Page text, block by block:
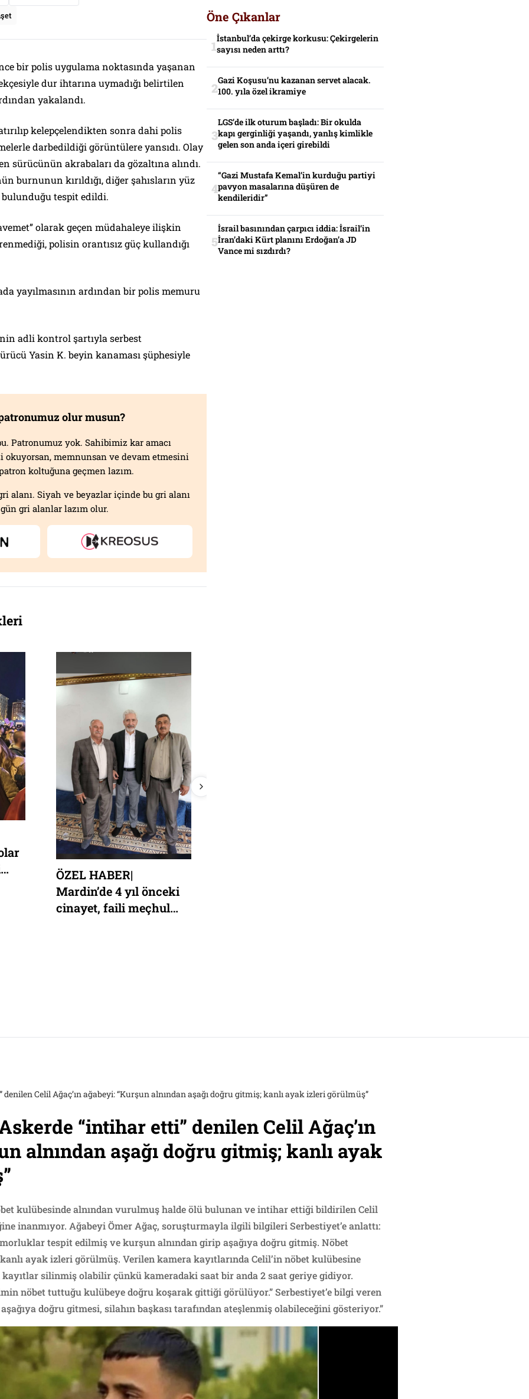
bir polis uygulama noktasında yaşanan
dur ihtarına uymadığı belirtilen
yakalandı.
kelepçelendikten sonra dahi polis
darbedildiği görüntülere yansıdı. Olay
sürücünün akrabaları da gözaltına alındı.
burnunun kırıldığı, diğer şahısların yüz
tespit edildi.
olarak geçen müdahaleye ilişkin
polisin orantısız güç kullandığı
yayılmasının ardından bir polis memuru
adli kontrol şartıyla serbest
Yasin K. beyin kanaması şüphesiyle
olur musun?
Patronumuz yok. Sahibimiz kar amacı
okuyorsan, memnunsan ve devam etmesini
koltuğuna geçmen lazım.
alanı. Siyah ve beyazlar içinde bu gri alanı
gri alanlar lazım olur.
ÖZEL HABER|
Mardin’de 4 yıl önceki
cinayet, faili meçhul
Öne Çıkanlar
İstanbul’da çekirge korkusu: Çekirgelerin
sayısı neden arttı?
Gazi Koşusu’nu kazanan servet alacak.
100. yıla özel ikramiye
LGS’de ilk oturum başladı: Bir okulda
kapı gerginliği yaşandı, yanlış kimlikle
gelen son anda içeri girebildi
“Gazi Mustafa Kemal’in kurduğu partiyi
pavyon masalarına düşüren de
kendileridir”
İsrail basınından çarpıcı iddia: İsrail’in
İran’daki Kürt planını Erdoğan’a JD
Vance mi sızdırdı?
denilen Celil Ağaç’ın ağabeyi: “Kurşun alnından aşağı doğru gitmiş; kanlı ayak izleri görülmüş”
“intihar etti” denilen Celil Ağaç’ın
alnından aşağı doğru gitmiş; kanlı ayak
kulübesinde alnından vurulmuş halde ölü bulunan ve intihar ettiği bildirilen Celil
inanmıyor. Ağabeyi Ömer Ağaç, soruşturmayla ilgili bilgileri Serbestiyet’e anlattı:
tespit edilmiş ve kurşun alnından girip aşağıya doğru gitmiş. Nöbet
ayak izleri görülmüş. Verilen kamera kayıtlarında Celil’in nöbet kulübesine
kayıtlar silinmiş olabilir çünkü kameradaki saat bir anda 2 saat geriye gidiyor.
nöbet tuttuğu kulübeye doğru koşarak gittiği görülüyor.” Serbestiyet’e bilgi veren
doğru gitmesi, silahın başkası tarafından ateşlenmiş olabileceğini gösteriyor.”